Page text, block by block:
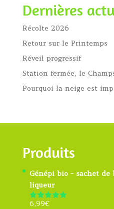
Dernières
Récolte 2026
Retour sur le Printemps
Réveil progressif
Station fermée, le
Pourquoi la neige est
Produits
Génépi bio - sachet
liqueur
Note4.91
6,99€